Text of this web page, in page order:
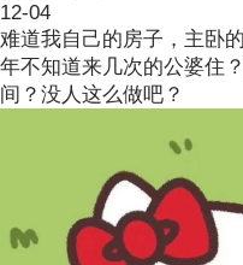
12-04
难道我自己的房子，主卧
年不知道来几次的公婆住
间？没人这么做吧？